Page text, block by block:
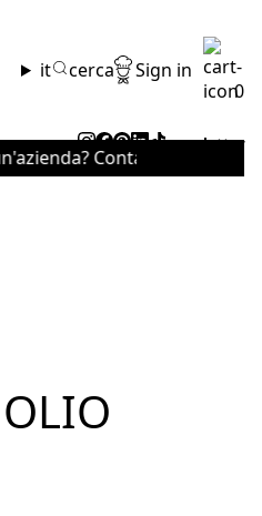
it cerca
Sign in
0
newsletter
Contattaci per il listino
Sei un